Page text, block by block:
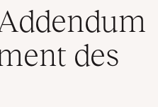
des